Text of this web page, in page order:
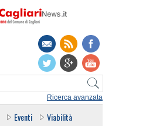
Ricerca avanzata
Eventi Viabilità